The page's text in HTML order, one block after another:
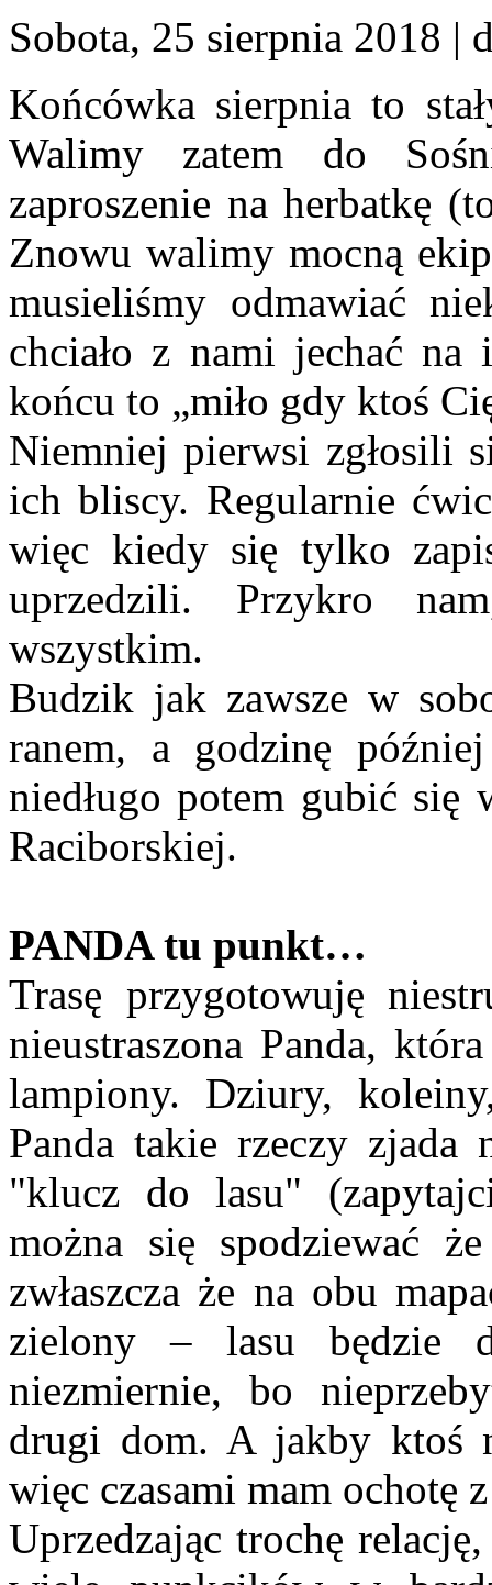
Sobota, 25 sierpnia 2018 |
Końcówka sierpnia to
Walimy zatem do
zaproszenie na herbatkę
Znowu walimy mocną
musieliśmy odmawiać
chciało z nami jechać
końcu to „miło gdy ktoś
Niemniej pierwsi zgłosili
ich bliscy. Regularnie
więc kiedy się tylko
uprzedzili. Przykro
wszystkim.
Budzik jak zawsze w
ranem, a godzinę
niedługo potem gubić
Raciborskiej.
PANDA tu punkt…
Trasę przygotowuję
nieustraszona Panda,
lampiony. Dziury,
Panda takie rzeczy zjada
"klucz do lasu"
można się spodziewać
zwłaszcza że na obu
zielony – lasu będzie
niezmiernie, bo
drugi dom. A jakby ktoś
więc czasami mam ochotę
Uprzedzając trochę